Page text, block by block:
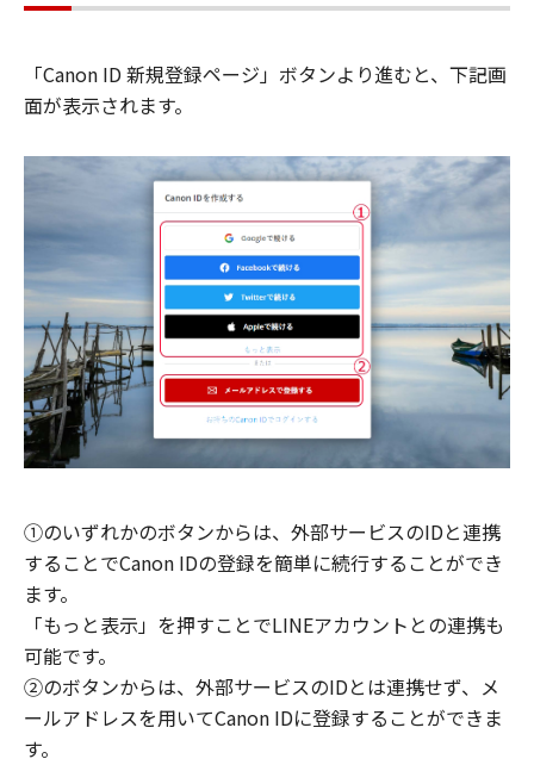
「Canon ID 新規登録ページ」ボタンより進むと、下記画
面が表示されます。
①のいずれかのボタンからは、外部サービスのIDと連携
することでCanon IDの登録を簡単に続行することができ
ます。
「もっと表示」を押すことでLINEアカウントとの連携も
可能です。
②のボタンからは、外部サービスのIDとは連携せず、メ
ールアドレスを用いてCanon IDに登録することができま
す。